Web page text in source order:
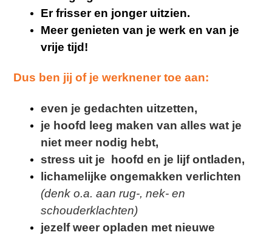
Er frisser en jonger uitzien.
Meer genieten van je werk en van je
vrije tijd!
Dus ben jij of je werknener toe aan:
even je gedachten uitzetten,
je hoofd leeg maken van alles wat je
niet meer nodig hebt,
stress uit je hoofd en je lijf ontladen,
lichamelijke ongemakken verlichten
(denk o.a. aan rug-, nek- en
schouderklachten)
jezelf weer opladen met nieuwe